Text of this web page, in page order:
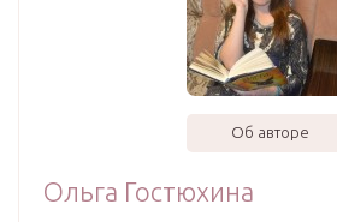
Об авторе
Ольга Гостюхина